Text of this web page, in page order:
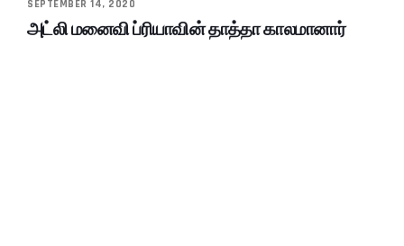
SEPTEMBER 14, 2020
அட்லி மனைவி ப்ரியாவின் தாத்தா காலமானார்